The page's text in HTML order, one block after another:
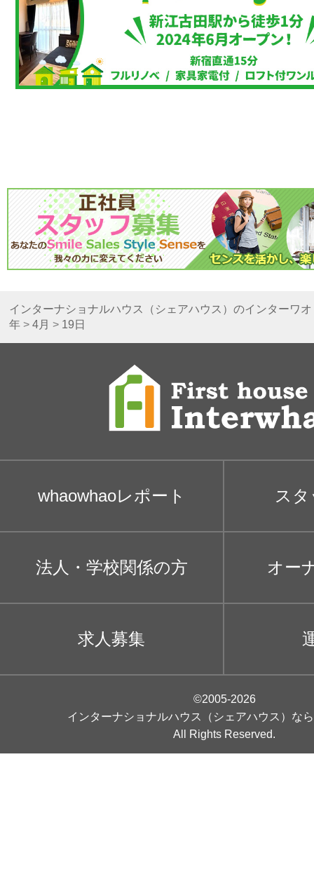
インターナショナルハウス（シェアハウス）のインターワオ
年> 4月 > 19日
whaowhaoレポート ス
法人・学校関係の方 オー
求人募集
©2005-2026
インターナショナルハウス（シェアハウス）な
All Rights Reserved.